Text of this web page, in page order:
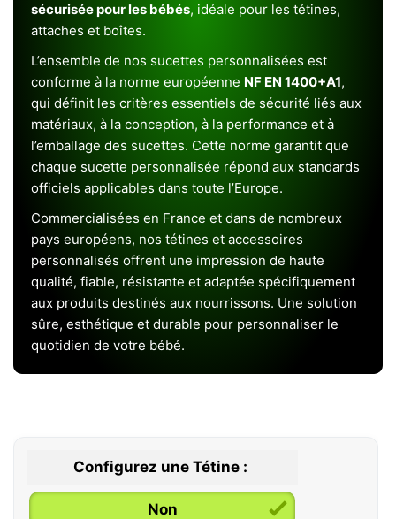
sécurisée pour les bébés, idéale pour les tétines,
attaches et boîtes.
L’ensemble de nos sucettes personnalisées est
conforme à la norme européenne NF EN 1400+A1,
qui définit les critères essentiels de sécurité liés aux
matériaux, à la conception, à la performance et à
l’emballage des sucettes. Cette norme garantit que
chaque sucette personnalisée répond aux standards
officiels applicables dans toute l’Europe.
Commercialisées en France et dans de nombreux
pays européens, nos tétines et accessoires
personnalisés offrent une impression de haute
qualité, fiable, résistante et adaptée spécifiquement
aux produits destinés aux nourrissons. Une solution
sûre, esthétique et durable pour personnaliser le
quotidien de votre bébé.
Configurez une Tétine :
Non